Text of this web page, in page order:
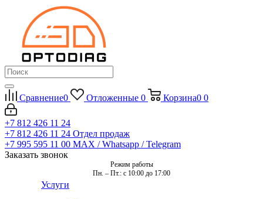
Сравнение0 Отложенные 0 Корзина0 0
+7 812 426 11 24
+7 812 426 11 24 Отдел продаж
+7 995 595 11 00 MAX / Whatsapp / Telegram
Заказать звонок
Режим работы
Пн. – Пт.: с 10:00 до 17:00
Услуги